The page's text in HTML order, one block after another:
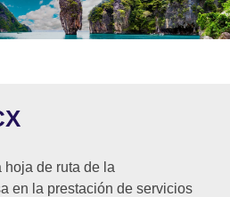
hoja de ruta de la
en la prestación de servicios